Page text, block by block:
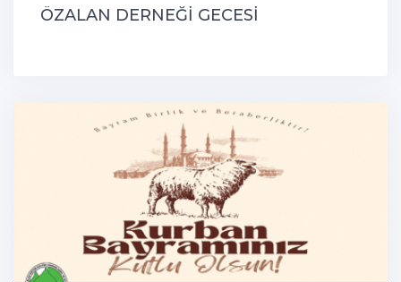
ÖZALAN DERNEĞİ GECESİ